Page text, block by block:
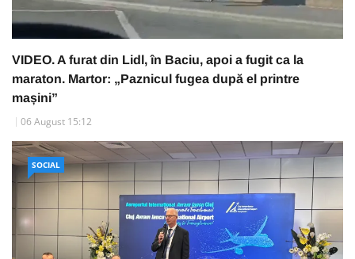
VIDEO. A furat din Lidl, în Baciu, apoi a fugit ca la
maraton. Martor: „Paznicul fugea după el printre
mașini”
06 August 15:12
SOCIAL